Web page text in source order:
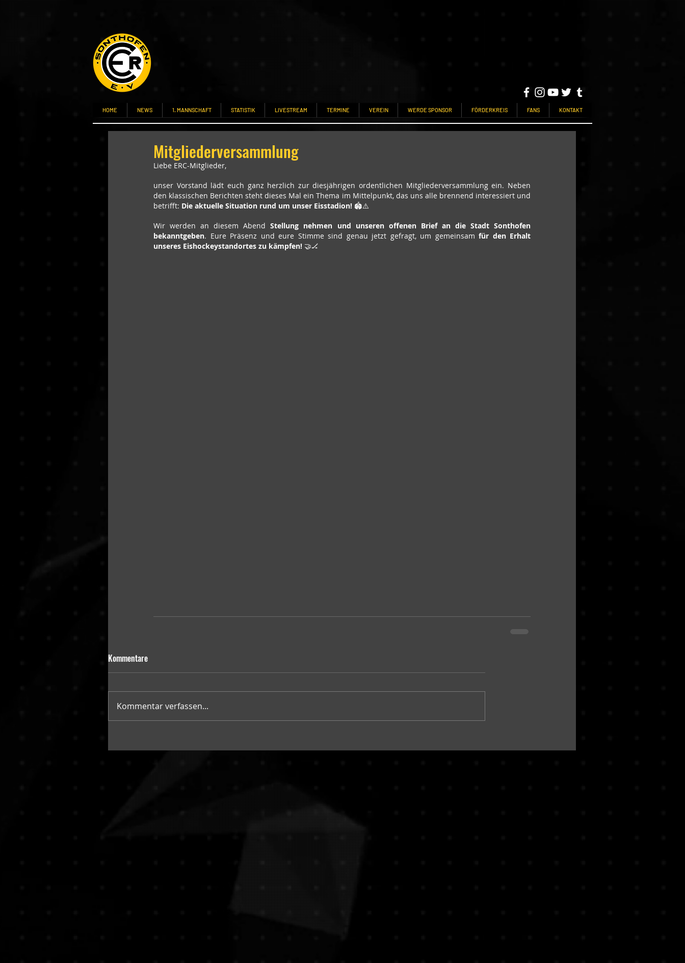
HOME NEWS 1. MANNSCHAFT STATISTIK LIVESTREAM TERMINE VEREIN WERDE SPONSOR FÖRDERKREIS FANS KONTAKT
Mitgliederversammlung
Liebe ERC-Mitglieder,
unser Vorstand lädt euch ganz herzlich zur diesjährigen ordentlichen Mitgliederversammlung ein. Neben
den klassischen Berichten steht dieses Mal ein Thema im Mittelpunkt, das uns alle brennend interessiert und
betrifft: Die aktuelle Situation rund um unser Eisstadion! 🏟️⚠️
Wir werden an diesem Abend Stellung nehmen und unseren offenen Brief an die Stadt Sonthofen
bekanntgeben. Eure Präsenz und eure Stimme sind genau jetzt gefragt, um gemeinsam für den Erhalt
unseres Eishockeystandortes zu kämpfen! 🤝🏒
Kommentare
Kommentar verfassen...